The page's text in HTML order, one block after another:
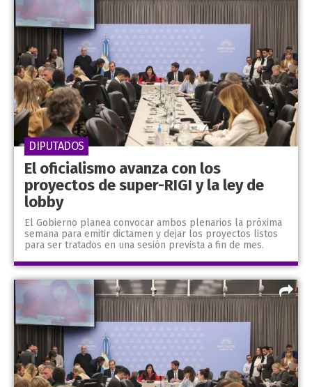
El oficialismo avanza con los
proyectos de super-RIGI y la ley de
lobby
El Gobierno planea convocar ambos plenarios la próxima
semana para emitir dictamen y dejar los proyectos listos
para ser tratados en una sesión prevista a fin de mes.
DIPUTADOS